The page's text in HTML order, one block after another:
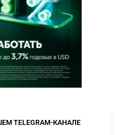
TELEGRAM-КАНАЛЕ